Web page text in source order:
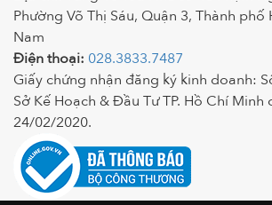
Phường Võ Thị Sáu, Quận 3, Thành
Nam
Điện thoại: 028.3833.7487
Giấy chứng nhận đăng ký kinh doanh:
Sở Kế Hoạch & Đầu Tư TP. Hồ Chí
24/02/2020.